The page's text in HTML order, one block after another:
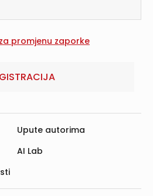
Upute autorima
AI Lab